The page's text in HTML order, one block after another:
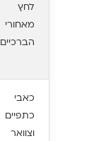
לחץ
מאחורי
הברכיים
כאבי
כתפיים
וצוואר